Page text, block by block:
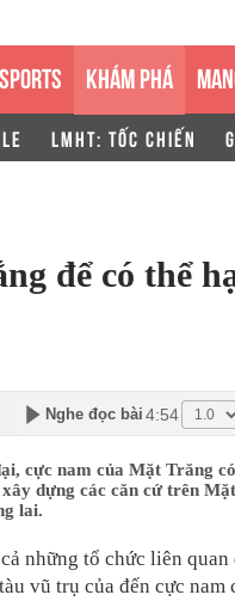
KHÁM PHÁ
LMHT: TỐC CHIẾN
để có thể
Nghe đọc bài 4:54
cực nam của Mặt Trăng
dựng các căn cứ trên
lai.
những tổ chức liên
vũ trụ của đến cực nam